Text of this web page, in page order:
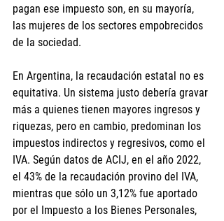
pagan ese impuesto son, en su mayoría,
las mujeres de los sectores empobrecidos
de la sociedad.
En Argentina, la recaudación estatal no es
equitativa. Un sistema justo debería gravar
más a quienes tienen mayores ingresos y
riquezas, pero en cambio, predominan los
impuestos indirectos y regresivos, como el
IVA. Según datos de ACIJ, en el año 2022,
el 43% de la recaudación provino del IVA,
mientras que sólo un 3,12% fue aportado
por el Impuesto a los Bienes Personales,